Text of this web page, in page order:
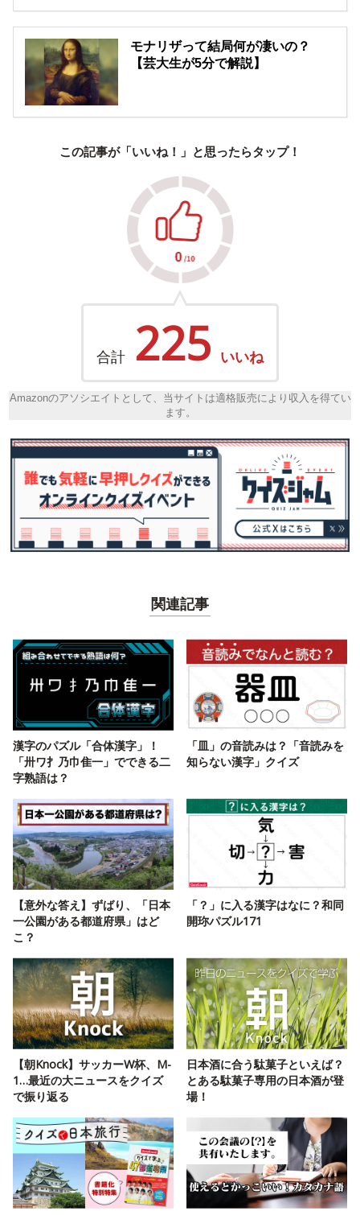
モナリザって結局何が凄いの？
【芸大生が5分で解説】
この記事が「いいね！」と思ったらタップ！
合計 225 いいね
Amazonのアソシエイトとして、当サイトは適格販売により収入を得てい
ます。
関連記事
漢字のパズル「合体漢字」！
「卅ワ扌乃巾隹一」でできる二
字熟語は？
「皿」の音読みは？「音読みを
知らない漢字」クイズ
【意外な答え】ずばり、「日本
一公園がある都道府県」はど
こ？
「？」に入る漢字はなに？和同
開珎パズル171
【朝Knock】サッカーW杯、M-
1…最近の大ニュースをクイズ
で振り返る
日本酒に合う駄菓子といえば？
とある駄菓子専用の日本酒が登
場！